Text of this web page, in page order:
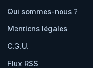
Qui sommes-nous ?
Mentions légales
C.G.U.
Flux RSS